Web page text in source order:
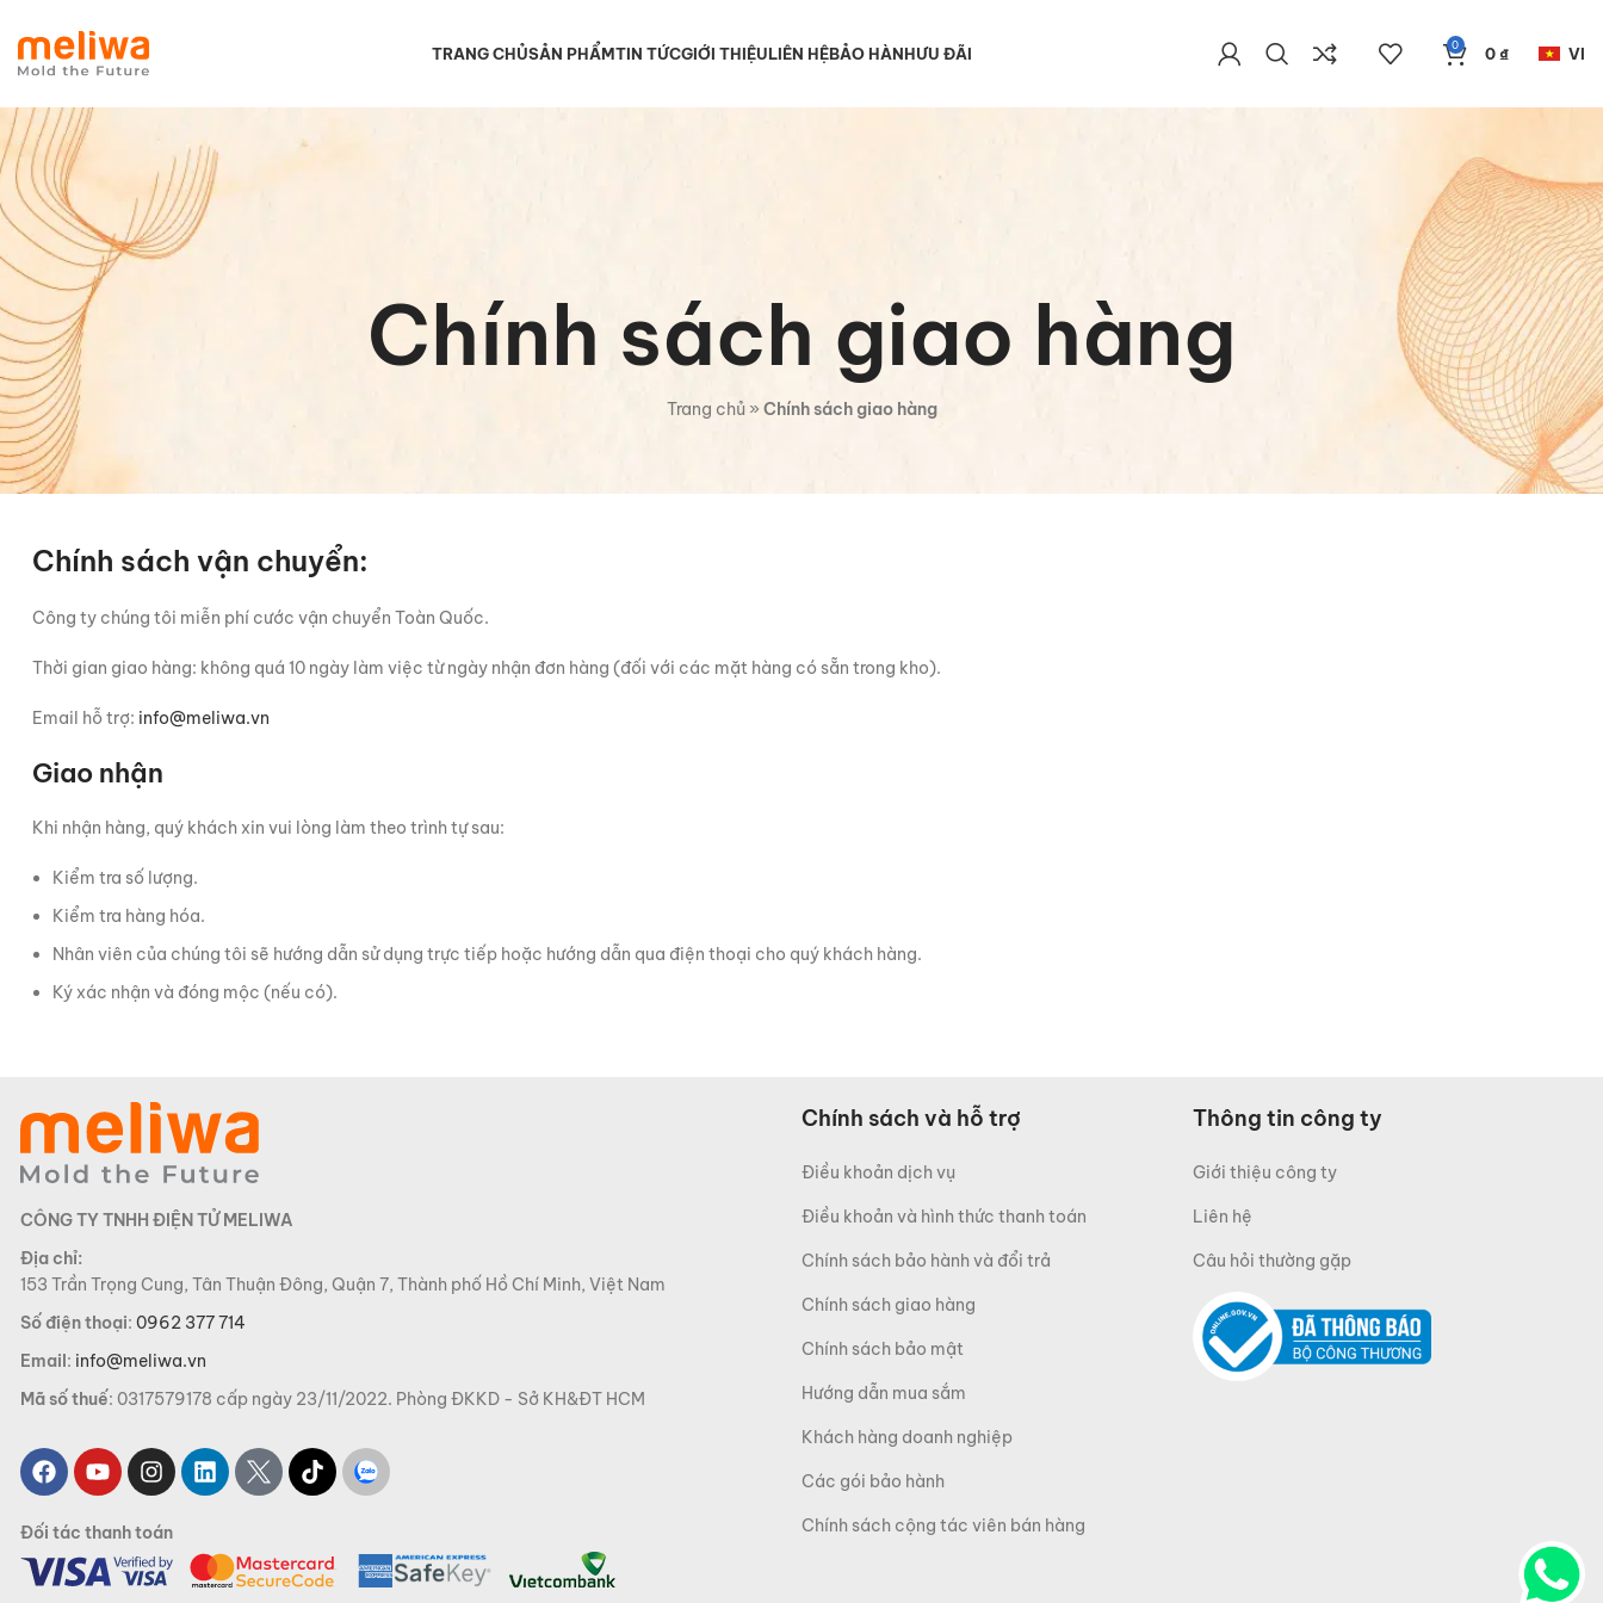
TRANG CHỦSẢN PHẨMTIN TỨCGIỚI THIỆULIÊN HỆBẢO HÀNHƯU ĐÃI 0 0 ₫ VI
Chính sách giao hàng
Trang chủ » Chính sách giao hàng
Chính sách vận chuyển:
Công ty chúng tôi miễn phí cước vận chuyển Toàn Quốc.
Thời gian giao hàng: không quá 10 ngày làm việc từ ngày nhận đơn hàng (đối với các mặt hàng có sẵn trong kho).
Email hỗ trợ: info@meliwa.vn
Giao nhận
Khi nhận hàng, quý khách xin vui lòng làm theo trình tự sau:
Kiểm tra số lượng.
Kiểm tra hàng hóa.
Nhân viên của chúng tôi sẽ hướng dẫn sử dụng trực tiếp hoặc hướng dẫn qua điện thoại cho quý khách hàng.
Ký xác nhận và đóng mộc (nếu có).
CÔNG TY TNHH ĐIỆN TỬ MELIWA
Địa chỉ:
153 Trần Trọng Cung, Tân Thuận Đông, Quận 7, Thành phố Hồ Chí Minh, Việt Nam
Số điện thoại: 0962 377 714
Email: info@meliwa.vn
Mã số thuế: 0317579178 cấp ngày 23/11/2022. Phòng ĐKKD - Sở KH&ĐT HCM
Đối tác thanh toán
Chính sách và hỗ trợ
Điều khoản dịch vụ
Điều khoản và hình thức thanh toán
Chính sách bảo hành và đổi trả
Chính sách giao hàng
Chính sách bảo mật
Hướng dẫn mua sắm
Khách hàng doanh nghiệp
Các gói bảo hành
Chính sách cộng tác viên bán hàng
Thông tin công ty
Giới thiệu công ty
Liên hệ
Câu hỏi thường gặp